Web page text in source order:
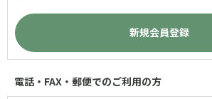
電話・FAX・郵便でのご利用の方